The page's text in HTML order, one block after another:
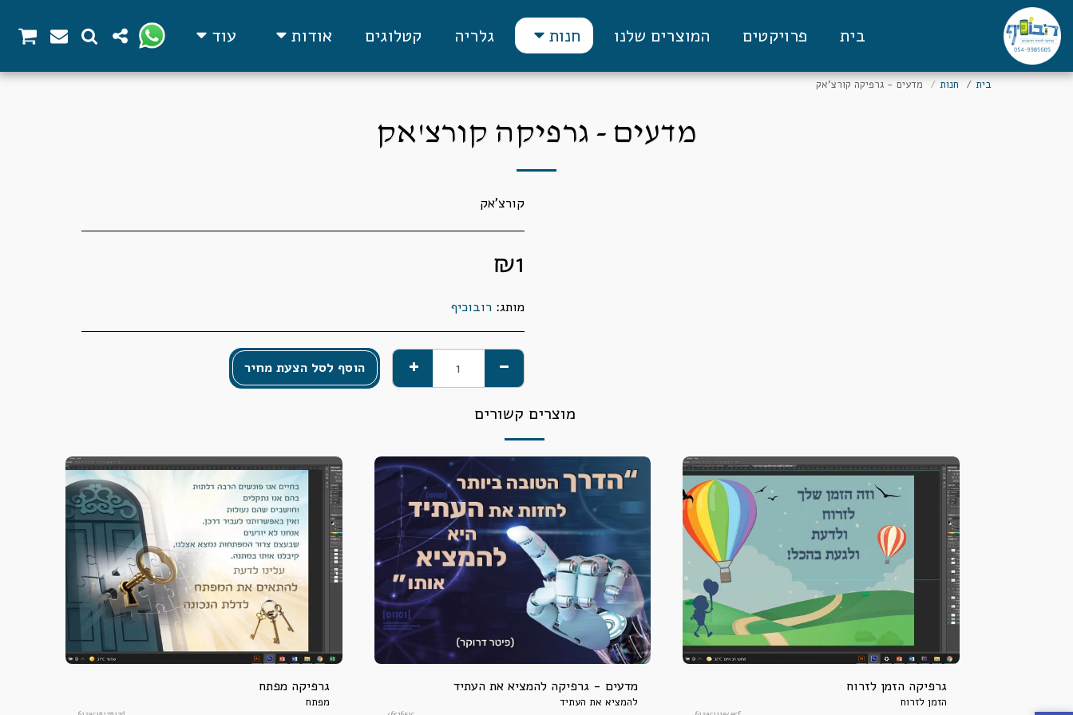
בית פרויקטים המוצרים שלנו חנות גלריה קטלוגים אודות עוד
בית חנות מדעים - גרפיקה קורצ'אק
מדעים - גרפיקה קורצ'אק
קורצ'אק
₪1
מותג: רובוכיף
הוסף לסל הצעת מחיר
מוצרים קשורים
גרפיקה הזמן לזרוח
הזמן לזרוח
מדעים - גרפיקה להמציא את העתיד
להמציא את העתיד
גרפיקה מפתח
מפתח